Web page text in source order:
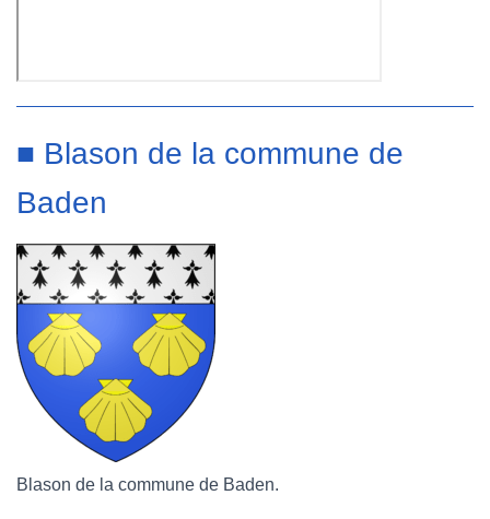
■ Blason de la commune de
Baden
Blason de la commune de Baden.